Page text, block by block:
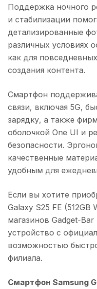
Поддержка ночного
и стабилизации
детализированные
различных условиях
как для
создания контента.
Смартфон
связи, включая 5G,
зарядку, а также
оболочкой One UI и
безопасности.
качественные
удобным для
Если вы хотите
Galaxy S25 FE (512GB
магазинов Gadget-
устройство с
возможностью
филиала.
Смартфон Samsung